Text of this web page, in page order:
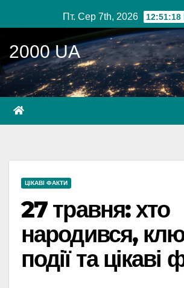
до
вмісту
Пт. Сер 7th, 2026 12:51:18
2000 UA
ЦІКАВІ ФАКТИ
27 травня: хто
народився,
події та цікаві